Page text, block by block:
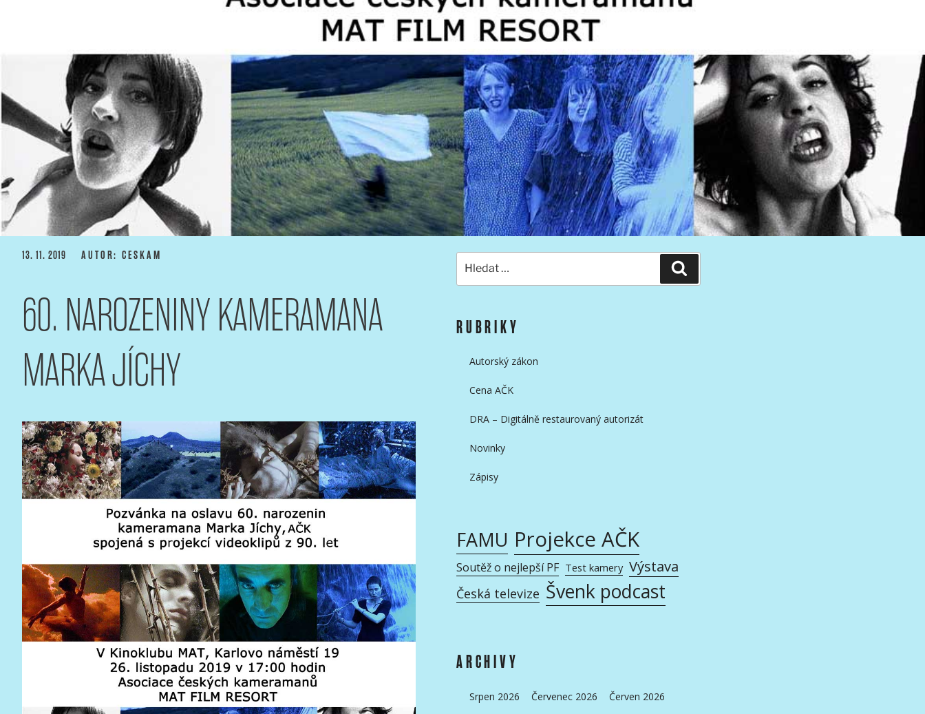
PUBLIKOVÁNO
13. 11. 2019 AUTOR: CESKAM
60. NAROZENINY KAMERAMANA
MARKA JÍCHY
RUBRIKY
Autorský zákon
Cena AČK
DRA – Digitálně restaurovaný autorizát
Novinky
Zápisy
FAMU Projekce AČK
Soutěž o nejlepší PF Test kamery Výstava
Česká televize Švenk podcast
ARCHIVY
Srpen 2026 Červenec 2026 Červen 2026